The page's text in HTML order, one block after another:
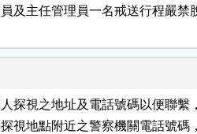
員及主任管理員一名戒送行程嚴禁
探視之地址及電話號碼以便聯繫
探視地點附近之警察機關電話號碼